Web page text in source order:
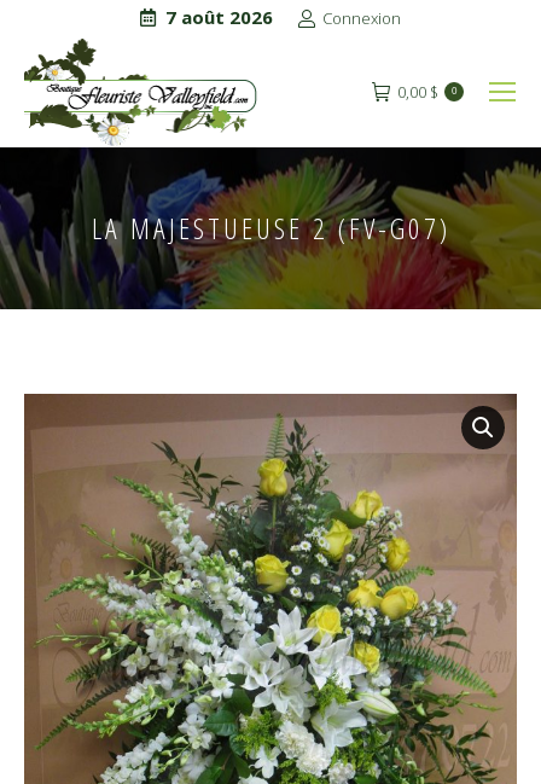
7 août 2026 Connexion
0,00 $ 0
LA MAJESTUEUSE 2 (FV-G07)